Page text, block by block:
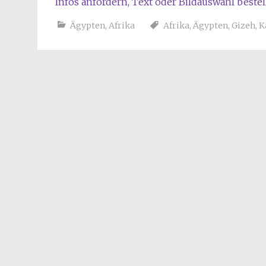
Ägypten, Afrika Afrika,Ägypten, Gizeh,